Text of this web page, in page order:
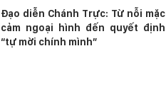
Đạo diễn Chánh Trực: Từ nỗi mặc
cảm ngoại hình đến quyết định
“tự mời chính mình”